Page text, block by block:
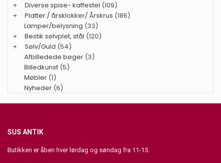
+
Diverse spise- kaffestel (109)
+
Platter / årsklokker/ Årskrus (186)
Lamper/belysning (33)
+
Bestik sølvplet, stål (120)
+
Sølv/Guld (54)
Afbilledede bøger (3)
Billedkunst (5)
Møbler (1)
Nyheder (6)
SUS ANTIK
Butikken er åben hver lørdag og søndag fra 11-15.